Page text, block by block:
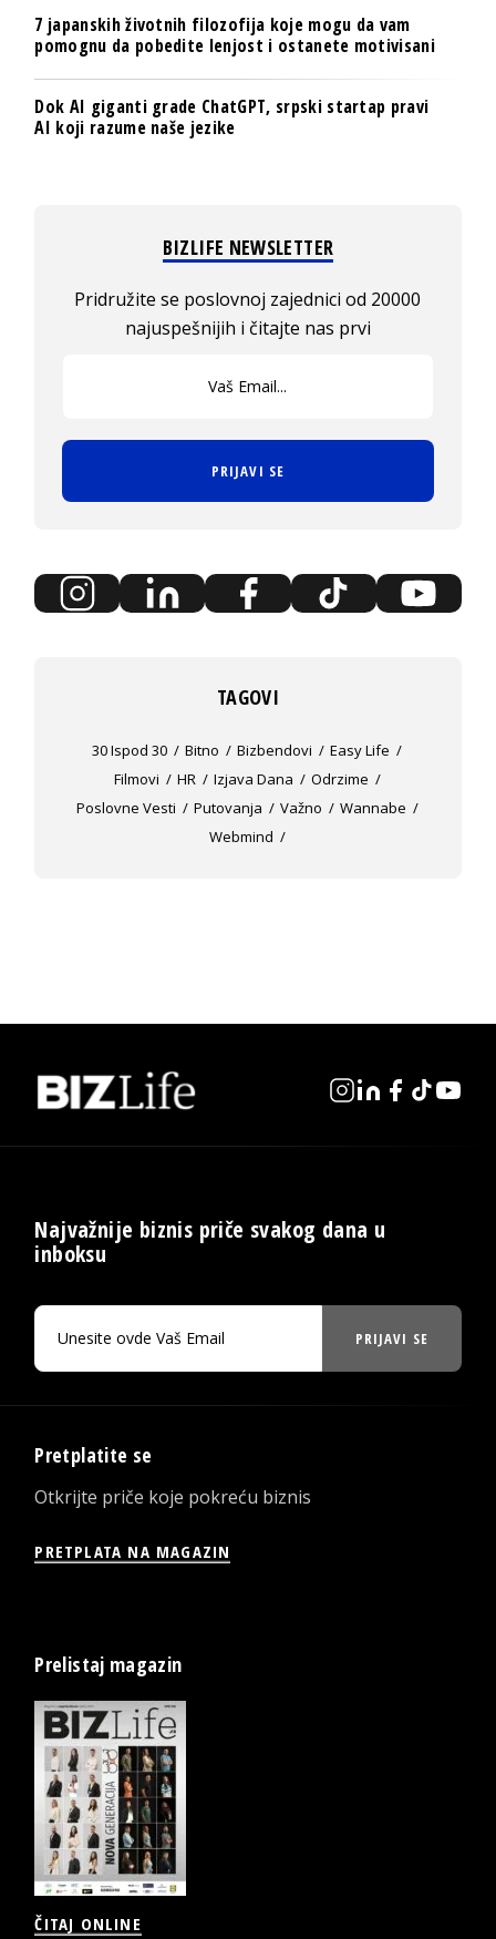
7 japanskih životnih filozofija koje mogu da vam
pomognu da pobedite lenjost i ostanete motivisani
Dok AI giganti grade ChatGPT, srpski startap pravi
AI koji razume naše jezike
BIZLIFE NEWSLETTER
Pridružite se poslovnoj zajednici od 20000
najuspešnijih i čitajte nas prvi
PRIJAVI SE
TAGOVI
30 Ispod 30 Bitno Bizbendovi
Easy Life
Filmovi
HR Izjava Dana
Odrzime
Poslovne Vesti
Putovanja Važno
Wannabe
Webmind
Najvažnije biznis priče svakog dana u
inboksu
PRIJAVI SE
Pretplatite se
Otkrijte priče koje pokreću biznis
PRETPLATA NA MAGAZIN
Prelistaj magazin
ČITAJ ONLINE